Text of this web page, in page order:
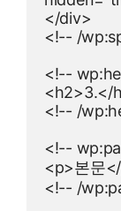
</div>
<!-- /
<!--
<h2>3.</
<!-- /
<!--
<p>본문
<!-- /